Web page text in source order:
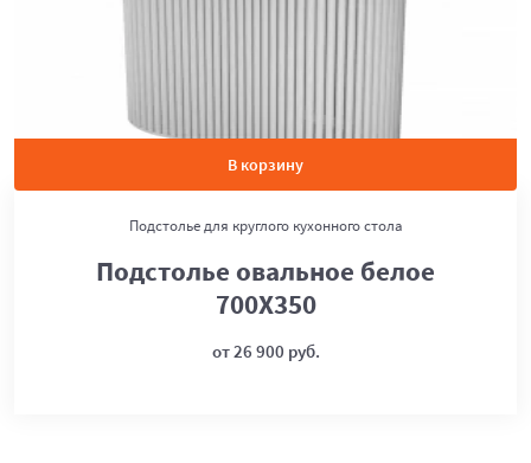
В корзину
Подстолье для круглого кухонного стола
Подстолье овальное белое
700Х350
от 26 900 руб.